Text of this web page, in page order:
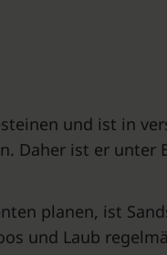
und ist in
Daher ist er unter
planen, ist
und Laub